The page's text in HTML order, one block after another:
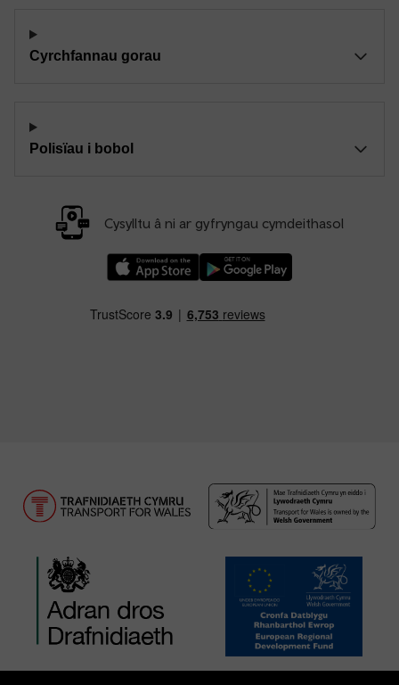
Cyrchfannau gorau
Polisïau i bobol
Cysylltu â ni ar gyfryngau cymdeithasol